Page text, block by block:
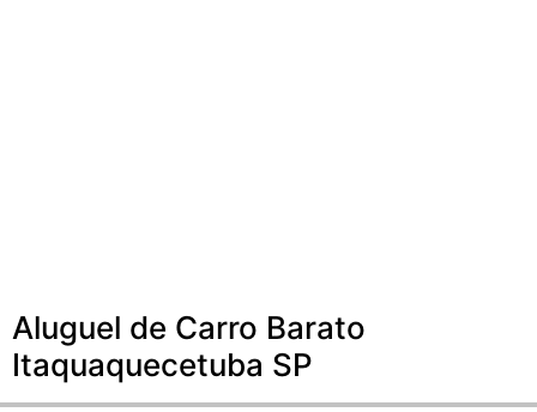
Aluguel de Carro Barato
Itaquaquecetuba SP